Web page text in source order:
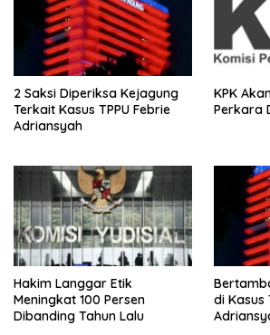
2 Saksi Diperiksa Kejagung
Terkait Kasus TPPU Febrie
Adriansyah
KPK
Perkara
Hakim Langgar Etik
Meningkat 100 Persen
Dibanding Tahun Lalu
di Kasus